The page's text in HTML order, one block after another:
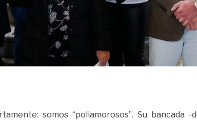
somos “poliamorosos”. Su bancada